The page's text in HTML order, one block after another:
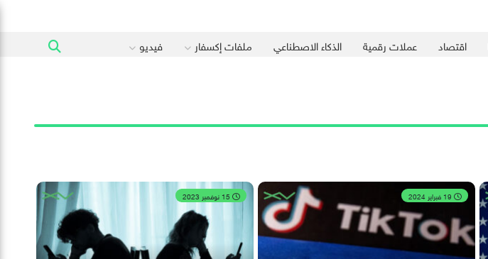
اقتصاد عملات رقمية الذكاء الاصطناعي ملفات إكسفار فيديو